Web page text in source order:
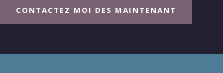
CONTACTEZ MOI DES MAINTENANT